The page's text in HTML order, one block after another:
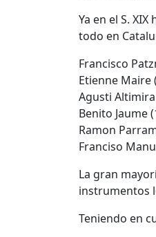
Ya en el S.
todo en
Francisco
Etienne Maire
Agusti
Benito Jaume
Ramon
Franciso
La gran
instrumentos
Teniendo en